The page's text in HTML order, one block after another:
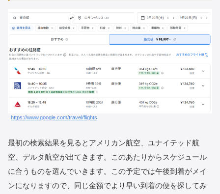
https://www.google.com/travel/flights
最初の検索結果を見るとアメリカン航空、ユナイテッド航
空、デルタ航空が出てきます。このあたりからスケジュール
に合うものを選んでいきます。この予定では午後到着がメイ
ンになりますので、同じ金額でより早い到着の便を探してみ